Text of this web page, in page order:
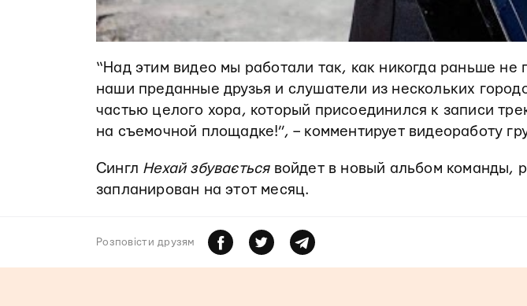
“Над этим видео мы работали так, как никогда раньше не
наши преданные друзья и слушатели из нескольких
частью целого хора, который присоединился к записи
на съемочной площадке!”, – комментирует видеоработу
Сингл Нехай збуваєтьсявойдет в новый альбом команды,
запланирован на этот месяц.
Розповiсти друзям